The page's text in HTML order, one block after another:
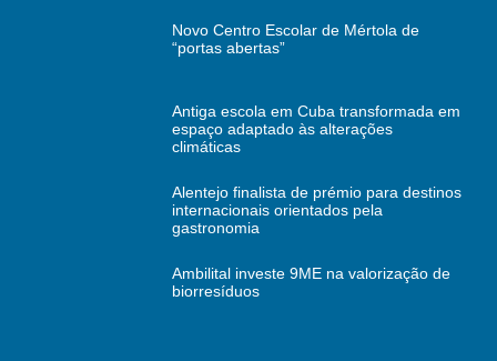
Novo Centro Escolar de Mértola de
“portas abertas”
Antiga escola em Cuba transformada em
espaço adaptado às alterações
climáticas
Alentejo finalista de prémio para destinos
internacionais orientados pela
gastronomia
Ambilital investe 9ME na valorização de
biorresíduos